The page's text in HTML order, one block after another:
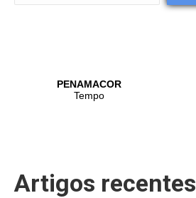
Artigos recentes